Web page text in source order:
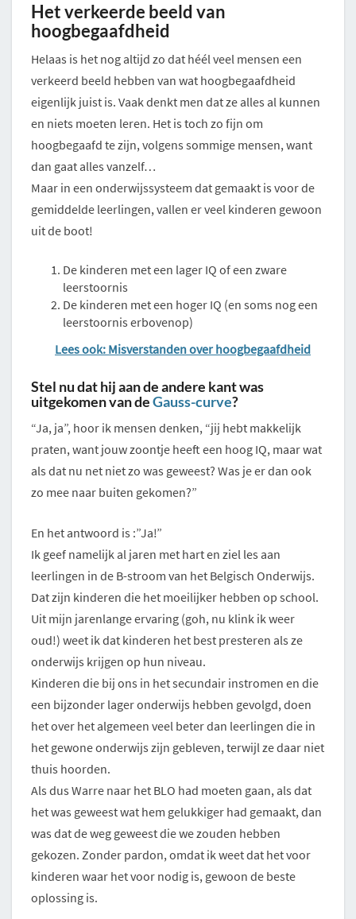
Het verkeerde beeld van
hoogbegaafdheid
Helaas is het nog altijd zo dat héél veel mensen een
verkeerd beeld hebben van wat hoogbegaafdheid
eigenlijk juist is. Vaak denkt men dat ze alles al kunnen
en niets moeten leren. Het is toch zo fijn om
hoogbegaafd te zijn, volgens sommige mensen, want
dan gaat alles vanzelf…
Maar in een onderwijssysteem dat gemaakt is voor de
gemiddelde leerlingen, vallen er veel kinderen gewoon
uit de boot!
De kinderen met een lager IQ of een zware
leerstoornis
De kinderen met een hoger IQ (en soms nog een
leerstoornis erbovenop)
Lees ook: Misverstanden over hoogbegaafdheid
Stel nu dat hij aan de andere kant was
uitgekomen van deGauss-curve?
“Ja, ja”, hoor ik mensen denken, “jij hebt makkelijk
praten, want jouw zoontje heeft een hoog IQ, maar wat
als dat nu net niet zo was geweest? Was je er dan ook
zo mee naar buiten gekomen?”
En het antwoord is :”Ja!”
Ik geef namelijk al jaren met hart en ziel les aan
leerlingen in de B-stroom van het Belgisch Onderwijs.
Dat zijn kinderen die het moeilijker hebben op school.
Uit mijn jarenlange ervaring (goh, nu klink ik weer
oud!) weet ik dat kinderen het best presteren als ze
onderwijs krijgen op hun niveau.
Kinderen die bij ons in het secundair instromen en die
een bijzonder lager onderwijs hebben gevolgd, doen
het over het algemeen veel beter dan leerlingen die in
het gewone onderwijs zijn gebleven, terwijl ze daar niet
thuis hoorden.
Als dus Warre naar het BLO had moeten gaan, als dat
het was geweest wat hem gelukkiger had gemaakt, dan
was dat de weg geweest die we zouden hebben
gekozen. Zonder pardon, omdat ik weet dat het voor
kinderen waar het voor nodig is, gewoon de beste
oplossing is.